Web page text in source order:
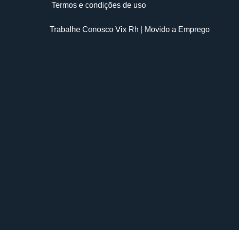
Termos e condições de uso
Trabalhe Conosco Vix Rh | Movido a Emprego